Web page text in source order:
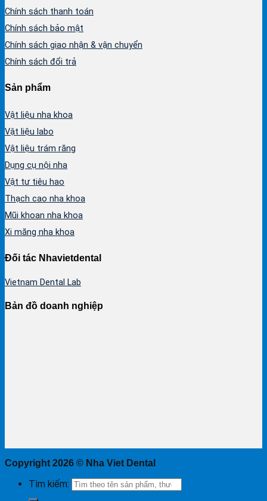
Chính sách thanh toán
Chính sách bảo mật
Chính sách giao nhận & vận chuyển
Chính sách đổi trả
Sản phẩm
Vật liệu nha khoa
Vật liệu labo
Vật liệu trám răng
Dụng cụ nội nha
Vật tư tiêu hao
Thạch cao nha khoa
Mũi khoan nha khoa
Xi măng nha khoa
Đối tác Nhavietdental
Vietnam Dental Lab
Bản đồ doanh nghiệp
Copyright 2026 © Nha Viet Dental
Tìm kiếm: